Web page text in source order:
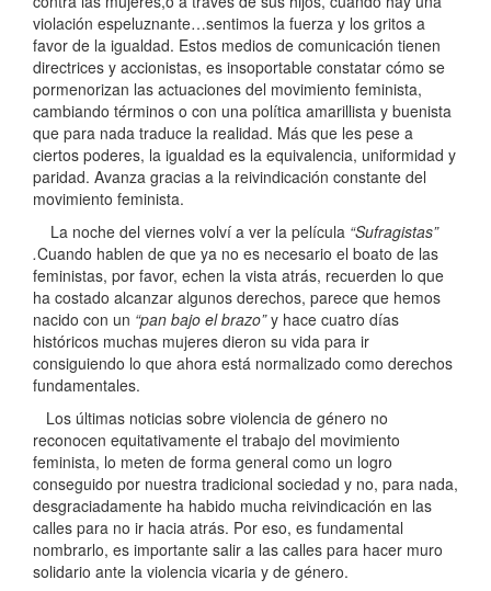
violación espeluznante…sentimos la fuerza y los gritos a
favor de la igualdad. Estos medios de comunicación tienen
directrices y accionistas, es insoportable constatar cómo se
pormenorizan las actuaciones del movimiento feminista,
cambiando términos o con una política amarillista y buenista
que para nada traduce la realidad. Más que les pese a
ciertos poderes, la igualdad es la equivalencia, uniformidad y
paridad. Avanza gracias a la reivindicación constante del
movimiento feminista.
La noche del viernes volví a ver la película “Sufragistas”
.Cuando hablen de que ya no es necesario el boato de las
feministas, por favor, echen la vista atrás, recuerden lo que
ha costado alcanzar algunos derechos, parece que hemos
nacido con un “pan bajo el brazo”y hace cuatro días
históricos muchas mujeres dieron su vida para ir
consiguiendo lo que ahora está normalizado como derechos
fundamentales.
Los últimas noticias sobre violencia de género no
reconocen equitativamente el trabajo del movimiento
feminista, lo meten de forma general como un logro
conseguido por nuestra tradicional sociedad y no, para nada,
desgraciadamente ha habido mucha reivindicación en las
calles para no ir hacia atrás. Por eso, es fundamental
nombrarlo, es importante salir a las calles para hacer muro
solidario ante la violencia vicaria y de género.